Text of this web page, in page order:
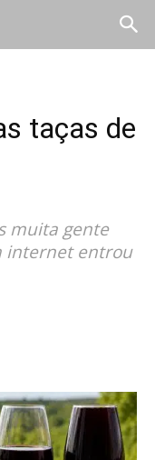
taças de
muita gente
internet entrou